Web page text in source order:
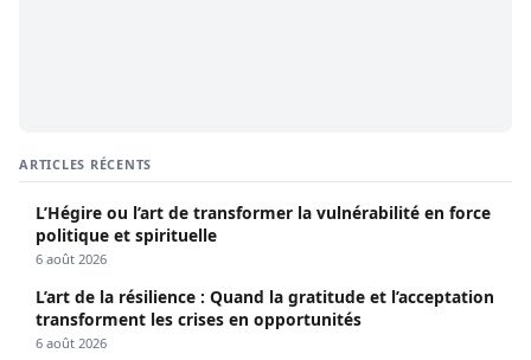
ARTICLES RÉCENTS
L’Hégire ou l’art de transformer la vulnérabilité en force
politique et spirituelle
6 août 2026
L’art de la résilience : Quand la gratitude et l’acceptation
transforment les crises en opportunités
6 août 2026